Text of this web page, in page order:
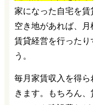
家になった自宅を賃
空き地があれば、
賃貸経営を行ったり
う。
毎月家賃収入を得
きます。もちろん